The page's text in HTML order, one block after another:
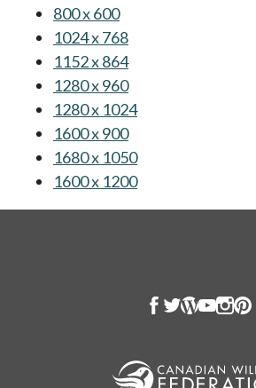
800 x 600s’ouvre dans un
1024 x 768
1152 x 864s’ouvre dans un
1280 x 960s’ouvre dans un
1280 x 1024s’ouvre dans un
1600 x 900s’ouvre dans un
1680 x 1050s’ouvre dans un
1600 x 1200s’ouvre dans un